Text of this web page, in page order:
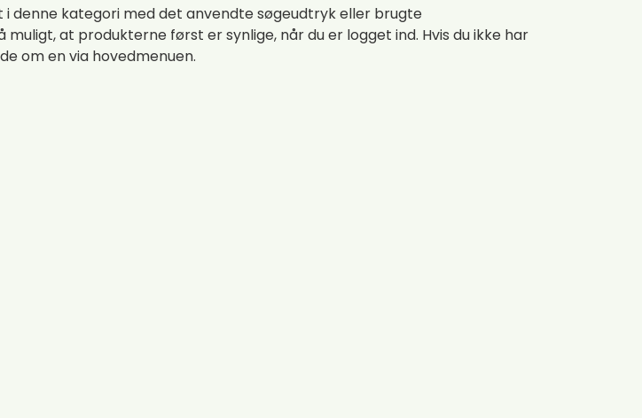
denne kategori med det anvendte søgeudtryk eller brugte
muligt, at produkterne først er synlige, når du er logget ind. Hvis du ikke har
om en via hovedmenuen.